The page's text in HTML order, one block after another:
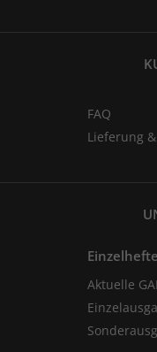
FAQ
Lieferung
Einzelhefte
Aktuelle